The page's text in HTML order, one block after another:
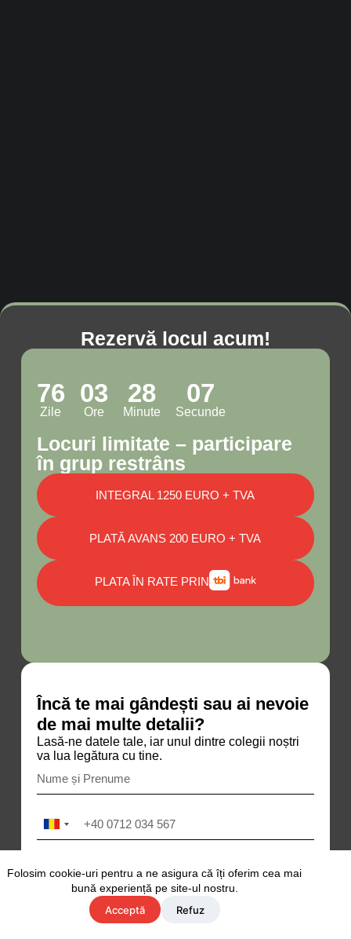
Folosim cookie-uri pentru a ne asigura că îți oferim cea mai
bună experiență pe site-ul nostru.
Acceptă
Refuz
Rezervă locul acum!
76
Zile
03
Ore
28
Minute
05
Secunde
Locuri limitate – participare
în grup restrâns
INTEGRAL 1250 EURO + TVA
PLATĂ AVANS 200 EURO + TVA
PLATA ÎN RATE PRIN
Încă te mai gândești sau ai nevoie
de mai multe detalii?
Lasă-ne datele tale, iar unul dintre colegii noștri
va lua legătura cu tine.
R
o
a